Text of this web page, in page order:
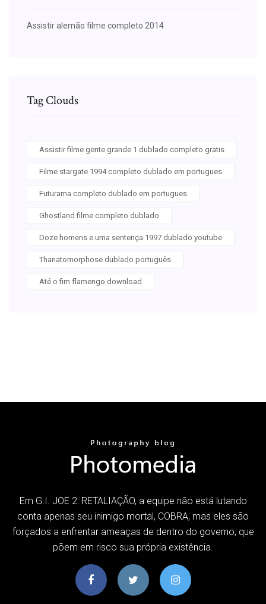
Assistir alemão filme completo 2014
Tag Clouds
Assistir filme gente grande 1 dublado completo gratis
Filme stargate 1994 completo dublado em portugues
Futurama completo dublado em portugues
Ghostland filme completo dublado
Doze homens e uma sentença 1997 dublado youtube
Thanatomorphose dublado português
Até o fim flamengo download
Em G.I. JOE 2: RETALIAÇÃO, a equipe não está lutando
conta apenas seu inimigo mortal, COBRA, mas eles são
forçados a enfrentar ameaças de dentro do governo, que
põem em risco sua própria existência.